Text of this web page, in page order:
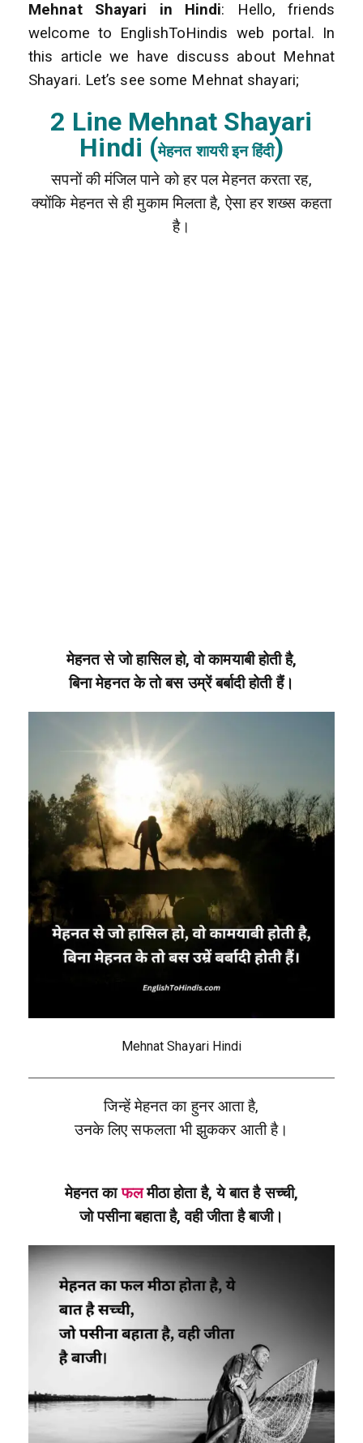
Mehnat Shayari in Hindi: Hello, friends
welcome to EnglishToHindis web portal. In
this article we have discuss about Mehnat
Shayari. Let’s see some Mehnat shayari;
2 Line Mehnat Shayari
Hindi (मेहनत शायरी इन हिंदी)
सपनों की मंजिल पाने को हर पल मेहनत करता रह,
क्योंकि मेहनत से ही मुकाम मिलता है, ऐसा हर शख्स कहता
है।
मेहनत से जो हासिल हो, वो कामयाबी होती है,
बिना मेहनत के तो बस उम्रें बर्बादी होती हैं।
Mehnat Shayari Hindi
जिन्हें मेहनत का हुनर आता है,
उनके लिए सफलता भी झुककर आती है।
मेहनत काफलमीठा होता है, ये बात है सच्ची,
जो पसीना बहाता है, वही जीता है बाजी।